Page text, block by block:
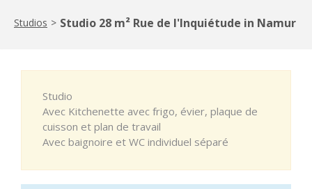
Studios > Studio 28 m² Rue de l'Inquiétude in Namur
Studio
Avec Kitchenette avec frigo, évier, plaque de
cuisson et plan de travail
Avec baignoire et WC individuel séparé